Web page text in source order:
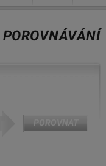
POROVNÁVÁNÍ
POROVNAT